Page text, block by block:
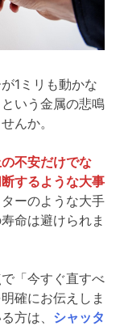
1ミリも動かな
いう金属の悲鳴
んか。
不安だけでな
するような大事
ーのような大手
命は避けられま
「今すぐ直すべ
確にお伝えしま
方は、 シャッタ